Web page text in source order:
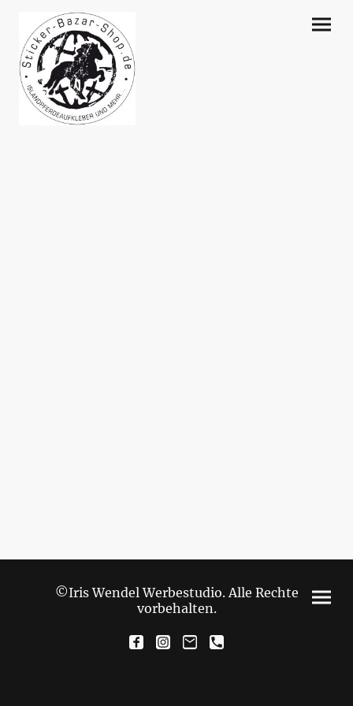
©Iris Wendel Werbestudio. Alle Rechte
vorbehalten.